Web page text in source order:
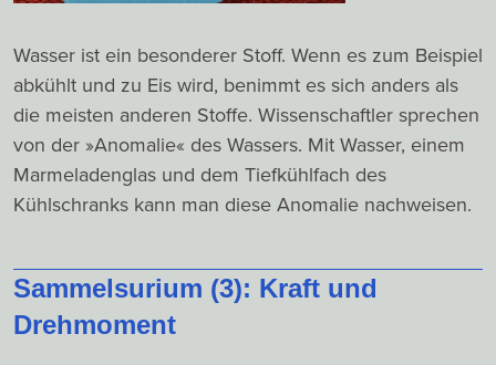
Wasser ist ein besonderer Stoff. Wenn es zum Beispiel
abkühlt und zu Eis wird, benimmt es sich anders als
die meisten anderen Stoffe. Wissenschaftler sprechen
von der »Anomalie« des Wassers. Mit Wasser, einem
Marmeladenglas und dem Tiefkühlfach des
Kühlschranks kann man diese Anomalie nachweisen.
Sammelsurium (3): Kraft und
Drehmoment